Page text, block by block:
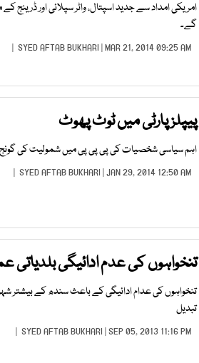
امریکی امداد سے جدید اسپتال، واٹر سپلائی اور
گے۔
SYED AFTAB BUKHARI | MAR 21, 2014 09:25 AM |
پیپلز پارٹی میں ٹوٹ پھوٹ
اہم سیاسی شخصیات کی پی پی پی میں شمولیت کی گونج
SYED AFTAB BUKHARI | JAN 29, 2014 12:50 AM |
تنخواہوں کی عدم ادائیگی بلدیاتی
تنخواہوں کی عدام ادائیگی کے باعث سندھ کے بیشتر
تبدیل
SYED AFTAB BUKHARI | SEP 05, 2013 11:16 PM |